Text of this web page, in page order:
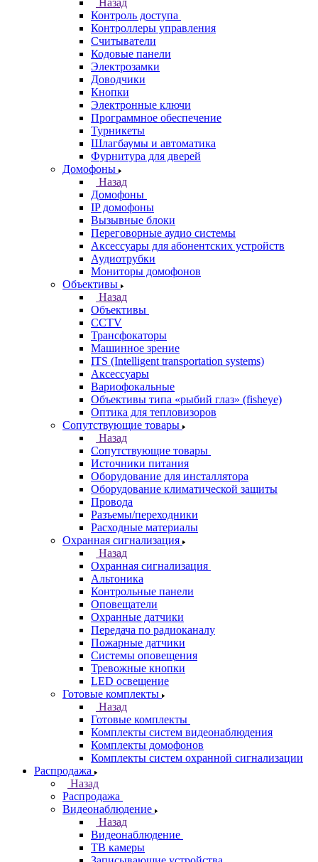
Назад
Контроль доступа
Контроллеры управления
Считыватели
Кодовые панели
Электрозамки
Доводчики
Кнопки
Электронные ключи
Программное обеспечение
Турникеты
Шлагбаумы и автоматика
Фурнитура для дверей
Домофоны
Назад
Домофоны
IP домофоны
Вызывные блоки
Переговорные аудио системы
Аксессуары для абонентских устройств
Аудиотрубки
Мониторы домофонов
Объективы
Назад
Объективы
CCTV
Трансфокаторы
Машинное зрение
ITS (Intelligent transportation systems)
Аксессуары
Вариофокальные
Объективы типа «рыбий глаз» (fisheye)
Оптика для тепловизоров
Сопутствующие товары
Назад
Сопутствующие товары
Источники питания
Оборудование для инсталлятора
Оборудование климатической защиты
Провода
Разъемы/переходники
Расходные материалы
Охранная сигнализация
Назад
Охранная сигнализация
Альтоника
Контрольные панели
Оповещатели
Охранные датчики
Передача по радиоканалу
Пожарные датчики
Системы оповещения
Тревожные кнопки
LED освещение
Готовые комплекты
Назад
Готовые комплекты
Комплекты систем видеонаблюдения
Комплекты домофонов
Комплекты систем охранной сигнализации
Распродажа
Назад
Распродажа
Видеонаблюдение
Назад
Видеонаблюдение
ТВ камеры